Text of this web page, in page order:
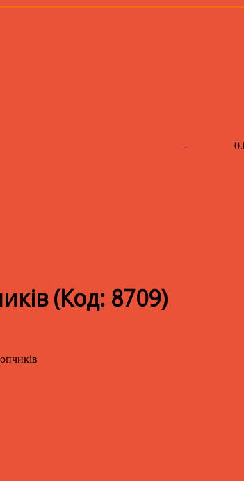
-
(Код: 8709)